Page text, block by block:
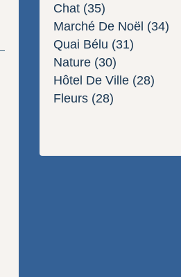
Chat (35)
Marché De Noël (34)
Quai Bélu (31)
Nature (30)
Hôtel De Ville (28)
Fleurs (28)